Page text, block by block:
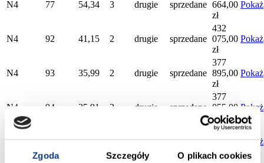
Zgoda Szczegóły O plikach cookies
N4 77 54,34 3 drugie sprzedane 664,00
zł
Pokaż
N4 92 41,15 2 drugie sprzedane
432
075,00
zł
Pokaż
N4 93 35,99 2 drugie sprzedane
377
895,00
zł
Pokaż
N4 94 35,91 2 drugie sprzedane
377
055,00
zł
Pokaż
N4 95 62,34 4 drugie sprzedane
598
464,00
zł
Pokaż